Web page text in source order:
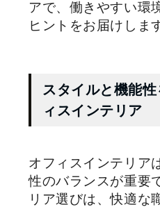
アで、働きやすい環
ヒントをお届けしま
スタイルと機能
ィスインテリア
オフィスインテリア
性のバランスが重要
リア選びは、快適な